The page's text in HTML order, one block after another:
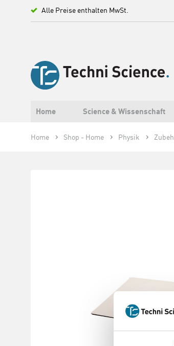
Alle Preise enthalten MwSt.
Home Science & Wissenschaft
Home Shop - Home Physik